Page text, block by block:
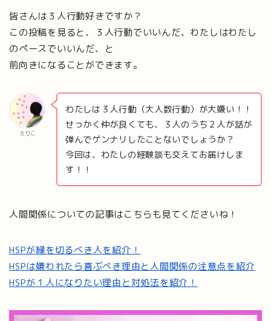
皆さんは３人行動好きですか？
この投稿を見ると、３人行動でいいんだ、わたしはわたし
のペースでいいんだ、と
前向きになることができます。
えりこ
わたしは３人行動（大人数行動）が大嫌い！！
せっかく仲が良くても、３人のうち２人が話が
弾んでゲンナリしたことないでしょうか？
今回は、わたしの経験談も交えてお届けしま
す！！
人間関係についての記事はこちらも見てくださいね！
HSPが縁を切るべき人を紹介！
HSPは嫌われたら喜ぶべき理由と人間関係の注意点を紹介
HSPが１人になりたい理由と対処法を紹介！